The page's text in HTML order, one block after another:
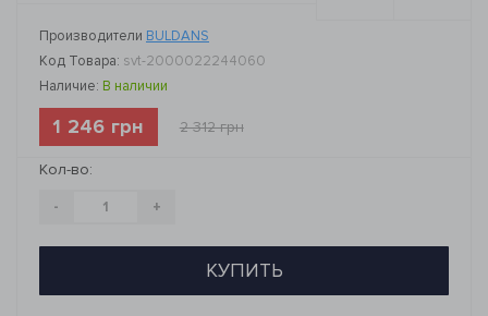
Производители BULDANS
Код Товара: svt-2000022244060
Наличие: В наличии
1 246 грн 2 312 грн
Кол-во:
- +
КУПИТЬ